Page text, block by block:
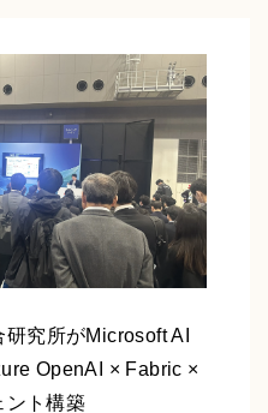
研究所がMicrosoft AI
OpenAI × Fabric ×
ント構築